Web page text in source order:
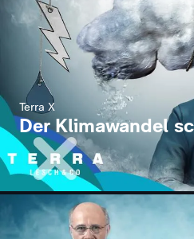
Terra X
Der Klimawandel